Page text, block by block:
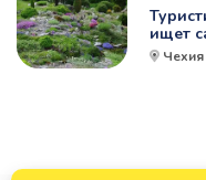
ищет
Чехия